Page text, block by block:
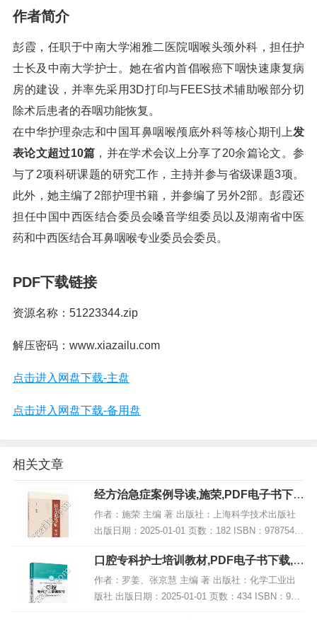
作者简介
彭霞，任职于中南大学湘雅二医院咽喉头颈外科，担任护
士长及中南大学护士。她在省内首倡喉癌下咽快速康复病
房的建设，并率先采用3D打印与FEES技术辅助喉部分切
除术后患者的吞咽功能恢复。
在中华护理杂志和中国耳鼻咽喉颅底外科等核心期刊上发
表论文超过10篇 ，并在学术会议上分享了20余篇论文。参
与了2项科研课题的研究工作，主持并参与省级课题3项。
此外，她主编了2部护理书籍，并参编了另外2部。彭霞还
担任中国中西医结合委员会嗓音学组委员以及湖南省中医
药和中西医结合耳鼻咽喉专业委员会委员。
PDF下载链接
资源名称：51223344.zip
解压密码：www.xiazailu.com
点击进入网盘下载-主盘
点击进入网盘下载-备用盘
相关文章
经方治急症案例导读,施荣,PDF电子书下
载,网盘资源
作者：施荣 主编 著 出版社：上海科学技术出版社
出版日期：2025-01-01 页数：182 ISBN：97875478
50435 电子书大小：249MB [高清扫描版PDF格式]
内容简...
口腔专科护士培训教材,PDF电子书下载,网
盘资源
作者：罗姜、张京慧 主编 著 出版社：化学工业出
版社 出版日期：2025-01-01 页数：434 ISBN：978
7122463951 电子书大小：242MB [高清扫描版PDF